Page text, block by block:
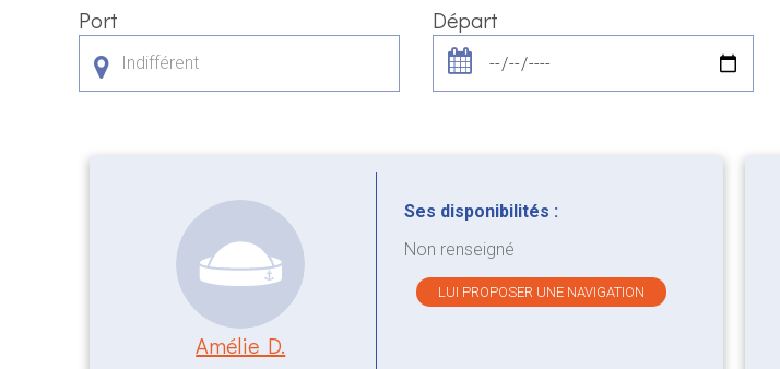
Port
Indifférent
Départ
Amélie D.
Ses disponibilités :
Non renseigné
LUI PROPOSER UNE NAVIGATION